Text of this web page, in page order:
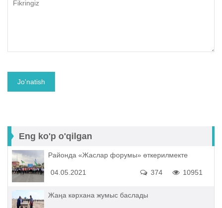
Eng ko'p o'qilgan
Районда «Жаслар форумы» өткерилмекте
04.05.2021 10951
374
Жаңа кәрхана жумыс баслады